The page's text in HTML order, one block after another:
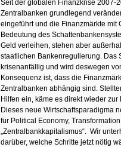
Seit der globalen Finanzkrise 2007-
Zentralbanken grundlegend
eingeführt und die Finanzmärkte mit
Bedeutung des
Geld verleihen, stehen aber
staatlichen Bankenregulierung. Das
krisenanfällig und wird deswegen
Konsequenz ist, dass die
Zentralbanken abhängig sind.
Hilfen ein, käme es direkt wieder zur
Dieses neue Wirtschaftsparadigma
für Political Economy,
„Zentralbankkapitalismus“. Wir
darüber, welche Schritte jetzt nötig